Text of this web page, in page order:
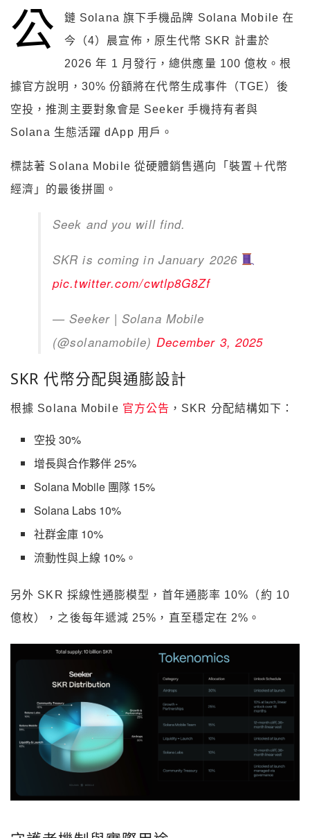
公
鏈 Solana 旗下手機品牌 Solana Mobile 在
今（4）晨宣佈，原生代幣 SKR 計畫於
2026 年 1 月發行，總供應量 100 億枚。根
據官方說明，30% 份額將在代幣生成事件（TGE）後
空投，推測主要對象會是 Seeker 手機持有者與
Solana 生態活躍 dApp 用戶。
標誌著 Solana Mobile 從硬體銷售邁向「裝置＋代幣
經濟」的最後拼圖。
Seek and you will find.
SKR is coming in January 2026
pic.twitter.com/cwtlp8G8Zf
— Seeker | Solana Mobile
(@solanamobile) December 3, 2025
SKR 代幣分配與通膨設計
根據 Solana Mobile 官方公告 ，SKR 分配結構如下：
空投 30%
增長與合作夥伴 25%
Solana Mobile 團隊 15%
Solana Labs 10%
社群金庫 10%
流動性與上線 10%。
另外 SKR 採線性通膨模型，首年通膨率 10%（約 10
億枚），之後每年遞減 25%，直至穩定在 2%。